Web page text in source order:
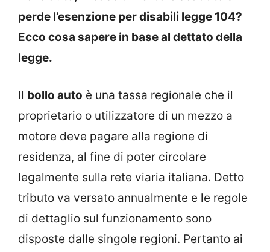
perde l’esenzione per disabili legge 104?
Ecco cosa sapere in base al dettato della
legge.
Il bollo auto è una tassa regionale che il
proprietario o utilizzatore di un mezzo a
motore deve pagare alla regione di
residenza, al fine di poter circolare
legalmente sulla rete viaria italiana. Detto
tributo va versato annualmente e le regole
di dettaglio sul funzionamento sono
disposte dalle singole regioni. Pertanto ai